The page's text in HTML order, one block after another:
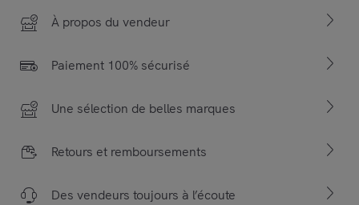
À propos du vendeur
Paiement 100% sécurisé
Une sélection de belles marques
Retours et remboursements
Des vendeurs toujours à l’écoute